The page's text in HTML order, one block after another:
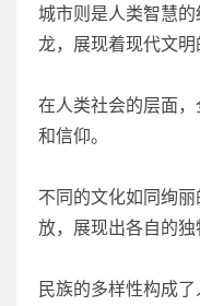
城市则是人类智慧
龙，展现着现代文明
在人类社会的层面
和信仰。
不同的文化如同绚
放，展现出各自的独
民族的多样性构成